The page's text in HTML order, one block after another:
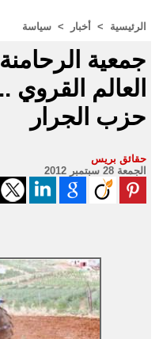
الرئيسية > أخبار > سياسة
جمعية
العالم
حزب الجرار
حقائق بريس
الجمعة 28 سبتمبر 2012